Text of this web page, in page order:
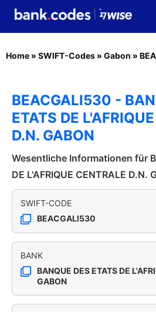
Home » SWIFT-Codes » Gabon »
BEACGALI530 -
ETATS DE
D.N. GABON
Wesentliche Informationen für
DE L'AFRIQUE CENTRALE D.N.
SWIFT-CODE
BEACGALI530
BANK
BANQUE DES ETATS DE
GABON